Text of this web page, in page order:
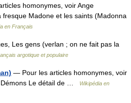
homonymes, voir Ange
Madone et les saints (Madonna
en Français
Les gens (verlan ; on ne fait pas la
argotique et populaire
— Pour les articles homonymes, voir
Démons Le détail de …
Wikipédia en